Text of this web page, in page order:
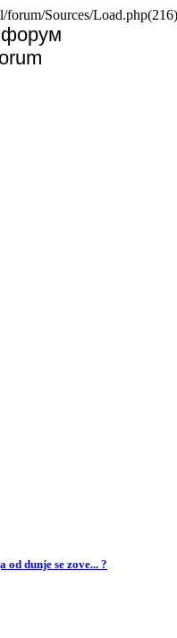
Sources/
форум
od dunje se zove... ?